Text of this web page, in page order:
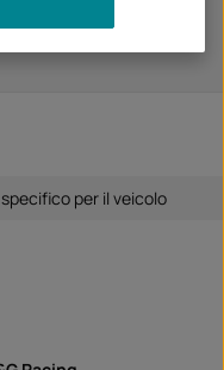
specifico per il veicolo